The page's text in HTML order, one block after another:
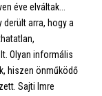
éve elváltak...
derült arra, hogy a
Olyan informális
hiszen önműködő
Sajti Imre